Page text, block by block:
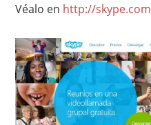
Véalo en http://skype.com